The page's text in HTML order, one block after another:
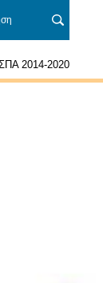
2014-2020